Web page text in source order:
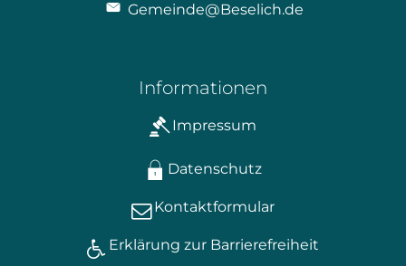
Gemeinde@Beselich.de
Informationen
Impressum
Datenschutz
Kontaktformular
Erklärung zur Barrierefreiheit